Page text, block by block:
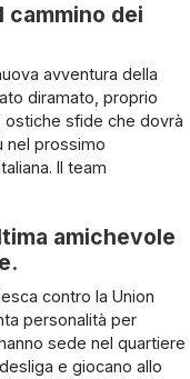
cammino dei
avventura della
diramato, proprio
ostiche sfide che dovrà
nel prossimo
Il team
amichevole
contro la Union
personalità per
sede nel quartiere
e giocano allo